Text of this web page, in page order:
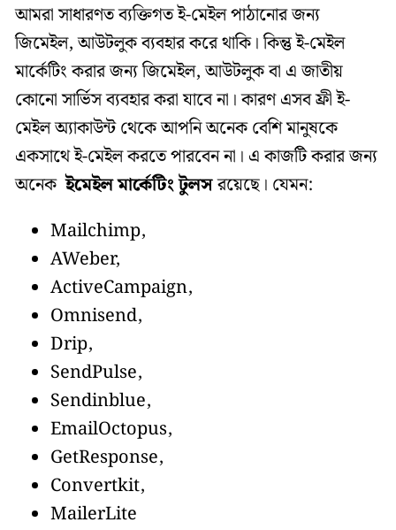
আমরা সাধারণত ব্যক্তিগত ই-মেইল পাঠানোর জন্য
জিমেইল, আউটলুক ব্যবহার করে থাকি। কিন্তু ই-মেইল
মার্কেটিং করার জন্য জিমেইল, আউটলুক বা এ জাতীয়
কোনো সার্ভিস ব্যবহার করা যাবে না। কারণ এসব ফ্রী ই-
মেইল অ্যাকাউন্ট থেকে আপনি অনেক বেশি মানুষকে
একসাথে ই-মেইল করতে পারবেন না। এ কাজটি করার জন্য
অনেকইমেইল মার্কেটিং টুলসরয়েছে। যেমন:
Mailchimp,
AWeber,
ActiveCampaign,
Omnisend,
Drip,
SendPulse,
Sendinblue,
EmailOctopus,
GetResponse,
Convertkit,
MailerLite